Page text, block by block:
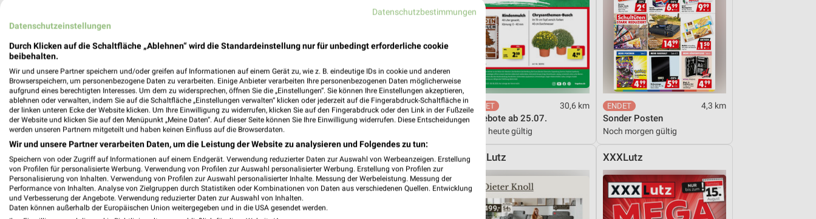
1,3 km
Angebote ab 03.08.
Noch heute gültig
3,7 km
Sommer Knaller
Noch heute gültig
1,3 km
Angebote ab 10.08.
30,6 km
Angebote ab 25.07.
Noch heute gültig
4,3 km
Sonder Posten
Noch morgen gültig
toom Baumarkt PENNY XXXLutz XXXLutz XXXLutz
Datenschutzbestimmungen
Datenschutzeinstellungen
Durch Klicken auf die Schaltfläche „Ablehnen“ wird die Standardeinstellung nur für unbedingt erforderliche cookie
beibehalten.
Wir und unsere Partner speichern und/oder greifen auf Informationen auf einem Gerät zu, wie z. B. eindeutige IDs in cookie und anderen
Browserspeichern, um personenbezogene Daten zu verarbeiten. Einige Anbieter verarbeiten Ihre personenbezogenen Daten möglicherweise
aufgrund eines berechtigten Interesses. Um dem zu widersprechen, öffnen Sie die „Einstellungen“. Sie können Ihre Einstellungen akzeptieren,
ablehnen oder verwalten, indem Sie auf die Schaltfläche „Einstellungen verwalten“ klicken oder jederzeit auf die Fingerabdruck-Schaltfläche in
der linken unteren Ecke der Website klicken. Um Ihre Einwilligung zu widerrufen, klicken Sie auf den Fingerabdruck oder den Link in der Fußzeile
der Website und klicken Sie auf den Menüpunkt „Meine Daten“. Auf dieser Seite können Sie Ihre Einwilligung widerrufen. Diese Entscheidungen
werden unseren Partnern mitgeteilt und haben keinen Einfluss auf die Browserdaten.
Wir und unsere Partner verarbeiten Daten, um die Leistung der Website zu analysieren und Folgendes zu tun:
Speichern von oder Zugriff auf Informationen auf einem Endgerät. Verwendung reduzierter Daten zur Auswahl von Werbeanzeigen. Erstellung
von Profilen für personalisierte Werbung. Verwendung von Profilen zur Auswahl personalisierter Werbung. Erstellung von Profilen zur
Personalisierung von Inhalten. Verwendung von Profilen zur Auswahl personalisierter Inhalte. Messung der Werbeleistung. Messung der
Performance von Inhalten. Analyse von Zielgruppen durch Statistiken oder Kombinationen von Daten aus verschiedenen Quellen. Entwicklung
und Verbesserung der Angebote. Verwendung reduzierter Daten zur Auswahl von Inhalten.
Daten können außerhalb der Europäischen Union weitergegeben und in die USA gesendet werden.